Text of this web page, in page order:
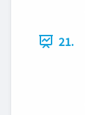
21.